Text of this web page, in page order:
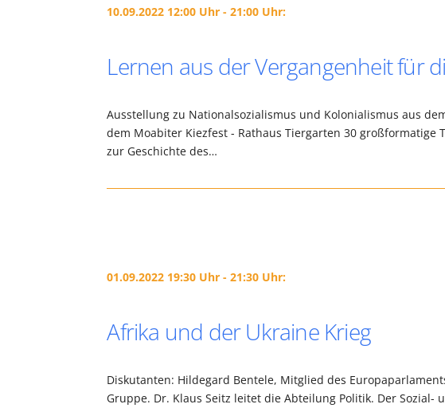
10.09.2022 12:00 Uhr - 21:00 Uhr:
Lernen aus der Vergangenheit für
Ausstellung zu Nationalsozialismus und Kolonialismus aus
dem Moabiter Kiezfest - Rathaus Tiergarten 30
zur Geschichte des…
01.09.2022 19:30 Uhr - 21:30 Uhr:
Afrika und der Ukraine Krieg
Diskutanten: Hildegard Bentele, Mitglied des
Gruppe. Dr. Klaus Seitz leitet die Abteilung Politik. Der